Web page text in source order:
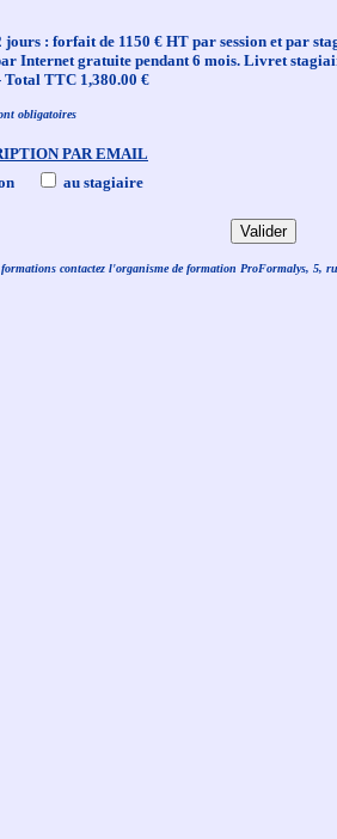
jours : forfait de 1150 € HT par session et par
Internet gratuite pendant 6 mois. Livret
Total TTC 1,380.00 €
obligatoires
PAR EMAIL
au stagiaire
contactez l'organisme de formation ProFormalys, 5,